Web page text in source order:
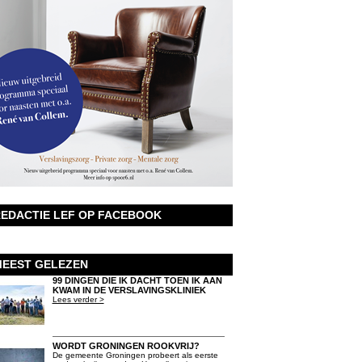
LEF OP FACEBOOK
GELEZEN
99 DINGEN DIE IK DACHT TOEN IK AAN
KWAM IN DE VERSLAVINGSKLINIEK
Lees verder >
WORDT GRONINGEN ROOKVRIJ?
De gemeente Groningen probeert als eerste